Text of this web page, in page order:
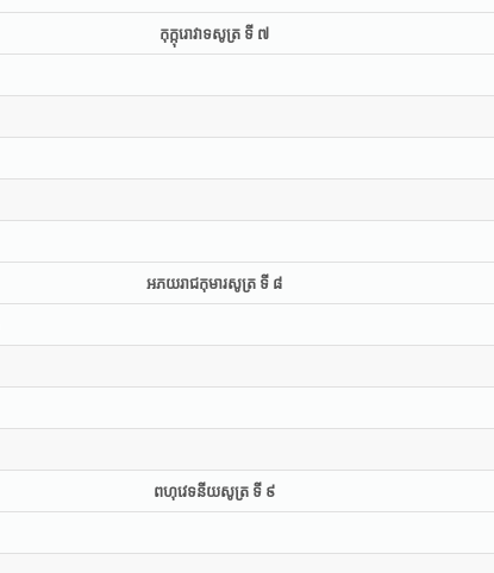
កុក្កុរោវាទសូត្រ ទី ៧
អភយរាជកុមារសូត្រ ទី ៨
ពហុវេទនីយសូត្រ ទី ៩